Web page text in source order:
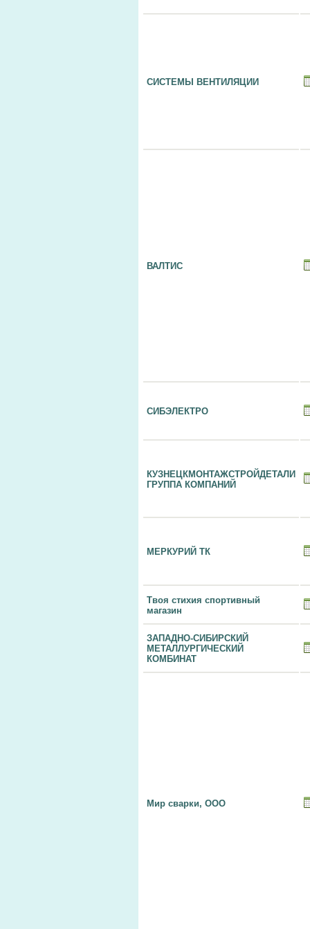
СИСТЕМЫ ВЕНТИЛЯЦИИ
ВАЛТИС
СИБЭЛЕКТРО
КУЗНЕЦКМОНТАЖСТРОЙДЕТАЛИ
ГРУППА КОМПАНИЙ
МЕРКУРИЙ ТК
Твоя стихия спортивный
магазин
ЗАПАДНО-СИБИРСКИЙ
МЕТАЛЛУРГИЧЕСКИЙ
КОМБИНАТ
Мир сварки, ООО